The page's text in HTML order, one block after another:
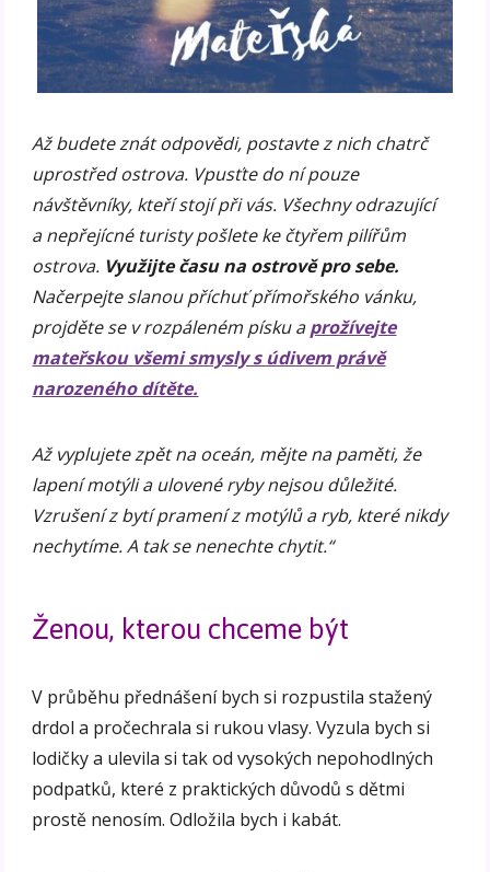
Až budete znát odpovědi, postavte z nich chatrč
uprostřed ostrova. Vpusťte do ní pouze
návštěvníky, kteří stojí při vás. Všechny odrazující
a nepřejícné turisty pošlete ke čtyřem pilířům
ostrova. Využijte času na ostrově pro sebe.
Načerpejte slanou příchuť přímořského vánku,
projděte se v rozpáleném písku aprožívejte
mateřskou všemi smysly s údivem právě
narozeného dítěte.
Až vyplujete zpět na oceán, mějte na paměti, že
lapení motýli a ulovené ryby nejsou důležité.
Vzrušení z bytí pramení z motýlů a ryb, které nikdy
nechytíme. A tak se nenechte chytit.“
Ženou, kterou chceme být
V průběhu přednášení bych si rozpustila stažený
drdol a pročechrala si rukou vlasy. Vyzula bych si
lodičky a ulevila si tak od vysokých nepohodlných
podpatků, které z praktických důvodů s dětmi
prostě nenosím. Odložila bych i kabát.